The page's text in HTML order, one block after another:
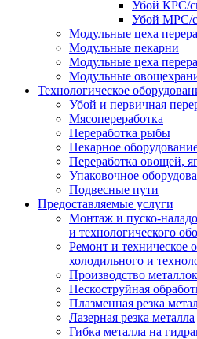
Убой КРС/
Убой МРС/
Модульные цеха
Модульные пекарни
Модульные цеха
Модульные
Технологическое
Убой и первичная
Мясопереработка
Переработка рыбы
Пекарное
Переработка овощей,
Упаковочное
Подвесные пути
Предоставляемые услуги
Монтаж и пуско-
и технологического
Ремонт и техническое
холодильного и
Производство
Пескоструйная
Плазменная резка
Лазерная резка металла
Гибка металла на